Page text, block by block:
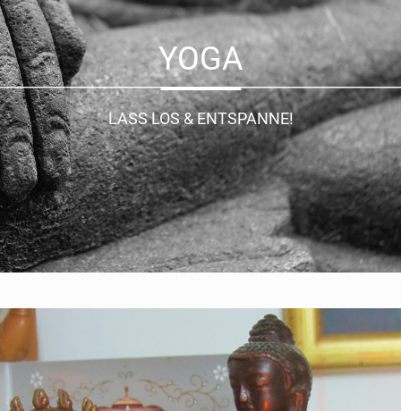
YOGA
LASS LOS & ENTSPANNE!